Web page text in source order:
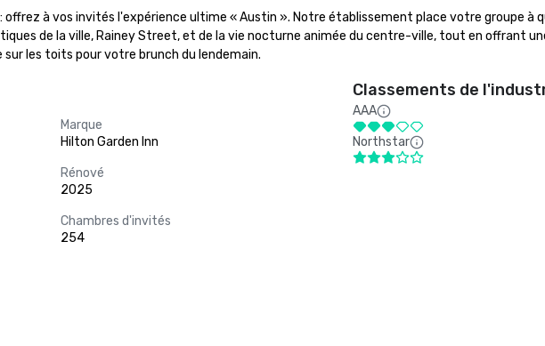
offrez à vos invités l'expérience ultime « Austin ». Notre établissement place votre groupe à
de la ville, Rainey Street, et de la vie nocturne animée du centre-ville, tout en offrant
les toits pour votre brunch du lendemain.
Marque
Hilton Garden Inn
Rénové
2025
Chambres d'invités
254
Classements de
AAA
Northstar